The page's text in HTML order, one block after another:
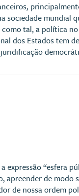
sociedade mundial
tal, a política
dos Estados tem
expressão “esfera
apreender de modo
de nossa ordem